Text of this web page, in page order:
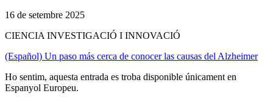
16 de setembre 2025
CIENCIA INVESTIGACIÓ I INNOVACIÓ
(Español) Un paso más cerca de conocer las causas del Alzheimer
Ho sentim, aquesta entrada es troba disponible únicament en
Espanyol Europeu.